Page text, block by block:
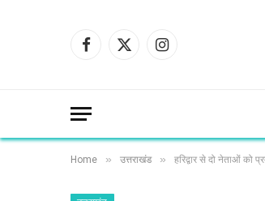
Facebook
X
Instagram
Home » उत्तराखंड » हरिद्वार से दो नेताओं को